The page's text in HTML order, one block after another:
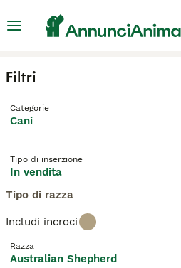
Filtri
Categorie
Cani
Tipo di inserzione
In vendita
Tipo di razza
Includi incroci
Razza
Australian Shepherd